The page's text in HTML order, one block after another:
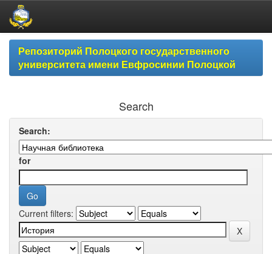
Skip
navigationРепозиторий Полоцкого государственного
университета имени Евфросинии Полоцкой
Search
Search:
for
Current filters: